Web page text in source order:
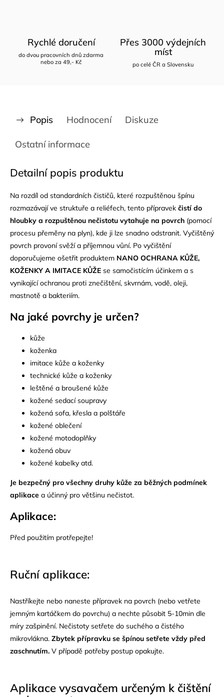
Rychlé doručení
do dvou pracovních dnů zdarma
nebo za 49,- Kč
Přes 3000 výdejních
míst
po celé ČR a Slovensku
Popis Hodnocení Diskuze
Ostatní informace
Detailní popis produktu
Na rozdíl od standardních čističů, které rozpuštěnou špínu
rozmazávají ve struktuře a reliéfech, tento přípravek čistí do
hloubky a rozpuštěnou nečistotu vytahuje na povrch (pomocí
procesu přeměny na plyn), kde ji lze snadno odstranit. Vyčištěný
povrch provoní svěží a příjemnou vůní. Po vyčištění
doporučujeme ošetřit produktem NANO OCHRANA KŮŽE,
KOŽENKY A IMITACE KŮŽE se samočistícím účinkem a s
vynikající ochranou proti znečištění, skvrnám, vodě, oleji,
mastnotě a bakteriím.
Na jaké povrchy je určen?
kůže
koženka
imitace kůže a koženky
technické kůže a koženky
leštěné a broušené kůže
kožené sedací soupravy
kožená sofa, křesla a polštáře
kožené oblečení
kožené motodoplňky
kožená obuv
kožené kabelky atd.
Je bezpečný pro všechny druhy kůže za běžných podmínek
aplikace a účinný pro většinu nečistot.
Aplikace:
Před použitím protřepejte!
Ruční aplikace:
Nastříkejte nebo naneste přípravek na povrch (nebo vetřete
jemným kartáčkem do povrchu) a nechte působit 5-10min dle
míry zašpinění. Nečistoty setřete do suchého a čistého
mikrovlákna. Zbytek přípravku se špínou setřete vždy před
zaschnutím. V případě potřeby postup opakujte.
Aplikace vysavačem určeným k čištění